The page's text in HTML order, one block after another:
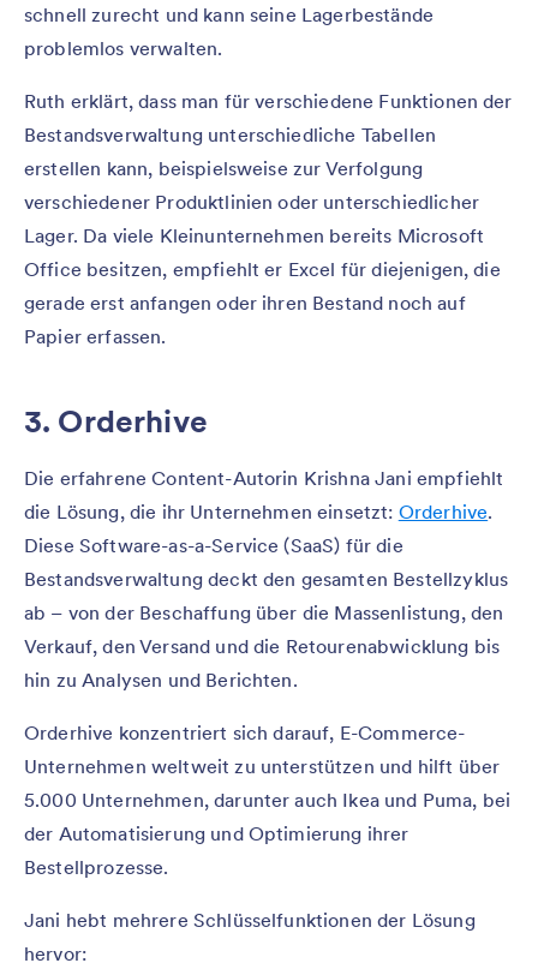
schnell zurecht und kann seine Lagerbestände
problemlos verwalten.
Ruth erklärt, dass man für verschiedene Funktionen der
Bestandsverwaltung unterschiedliche Tabellen
erstellen kann, beispielsweise zur Verfolgung
verschiedener Produktlinien oder unterschiedlicher
Lager. Da viele Kleinunternehmen bereits Microsoft
Office besitzen, empfiehlt er Excel für diejenigen, die
gerade erst anfangen oder ihren Bestand noch auf
Papier erfassen.
3. Orderhive
Die erfahrene Content-Autorin Krishna Jani empfiehlt
die Lösung, die ihr Unternehmen einsetzt: Orderhive.
Diese Software-as-a-Service (SaaS) für die
Bestandsverwaltung deckt den gesamten Bestellzyklus
ab – von der Beschaffung über die Massenlistung, den
Verkauf, den Versand und die Retourenabwicklung bis
hin zu Analysen und Berichten.
Orderhive konzentriert sich darauf, E-Commerce-
Unternehmen weltweit zu unterstützen und hilft über
5.000 Unternehmen, darunter auch Ikea und Puma, bei
der Automatisierung und Optimierung ihrer
Bestellprozesse.
Jani hebt mehrere Schlüsselfunktionen der Lösung
hervor: